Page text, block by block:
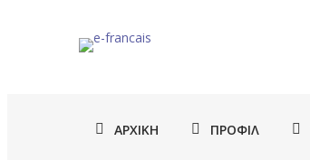
ΑΡΧΙΚΉ ΠΡΟΦΊΛ